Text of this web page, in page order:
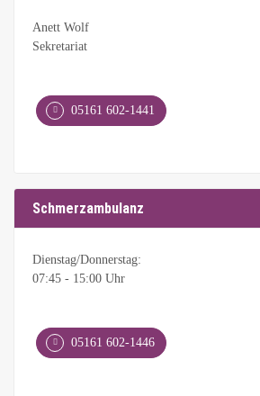
Anett Wolf
Sekretariat
05161 602-1441
Schmerzambulanz
Dienstag/Donnerstag:
07:45 - 15:00 Uhr
05161 602-1446